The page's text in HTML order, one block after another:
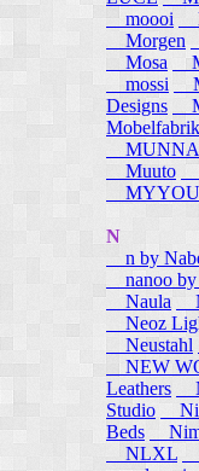
moooi
Morgen
Mosa
mossi
Designs
MUNNA
Muuto
N
n by
nanoo by
Naula
Neoz
Neustahl
NEW
Leathers
Studio
Beds
NLXL